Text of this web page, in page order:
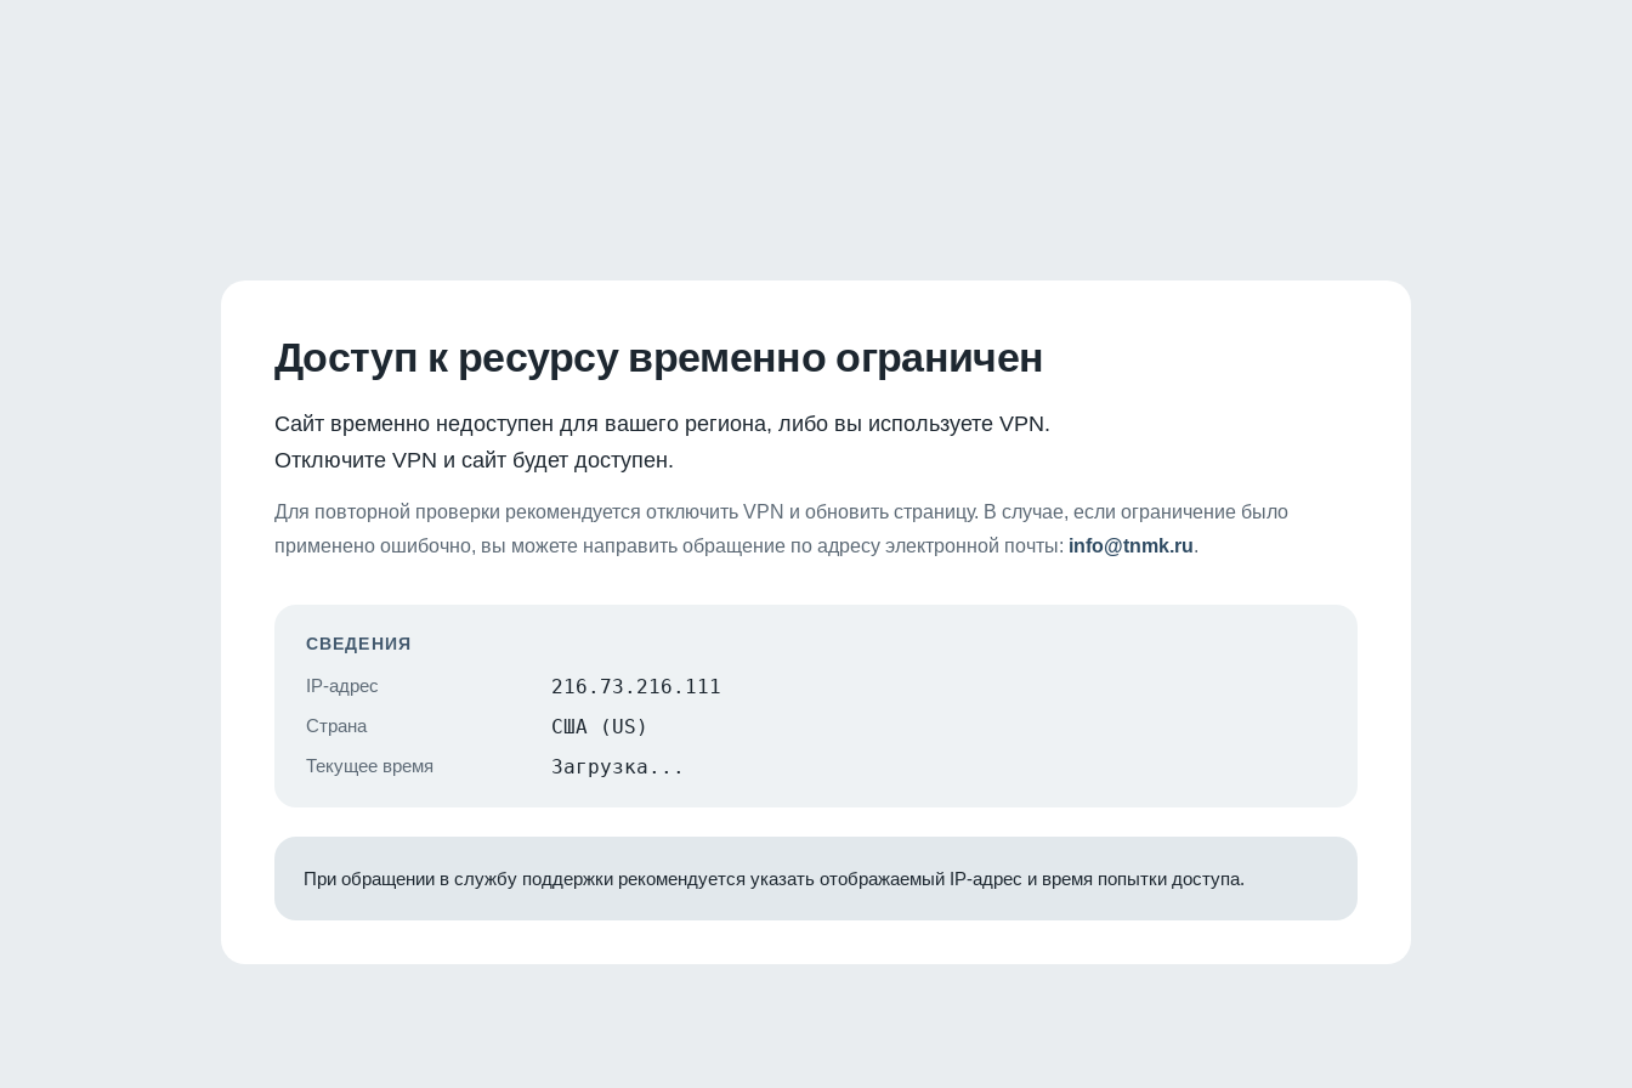
Доступ к ресурсу временно ограничен
Сайт временно недоступен для вашего региона, либо вы используете VPN.
Отключите VPN и сайт будет доступен.
Для повторной проверки рекомендуется отключить VPN и обновить страницу. В случае, если ограничение было
применено ошибочно, вы можете направить обращение по адресу электронной почты: info@tnmk.ru.
СВЕДЕНИЯ
IP-адрес 216.73.216.111
Страна США (US)
Текущее время Загрузка...
При обращении в службу поддержки рекомендуется указать отображаемый IP-адрес и время попытки доступа.